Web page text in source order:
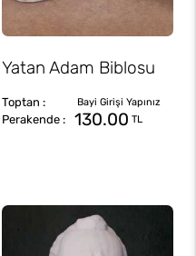
Yatan Adam Biblosu
130.00 TL